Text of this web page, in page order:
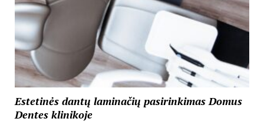
Estetinės dantų laminačių pasirinkimas Domus
Dentes klinikoje